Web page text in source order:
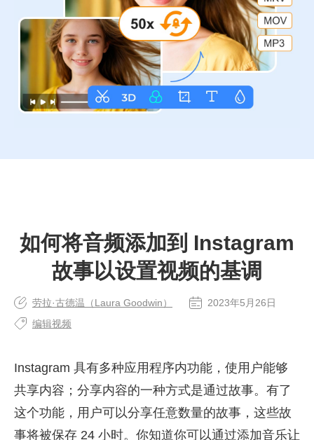
如何将音频添加到 Instagram
故事以设置视频的基调
劳拉·古德温（Laura Goodwin）
2023年5月26日
编辑视频
Instagram 具有多种应用程序内功能，使用户能够
共享内容；分享内容的一种方式是通过故事。有了
这个功能，用户可以分享任意数量的故事，这些故
事将被保存 24 小时。你知道你可以通过添加音乐让